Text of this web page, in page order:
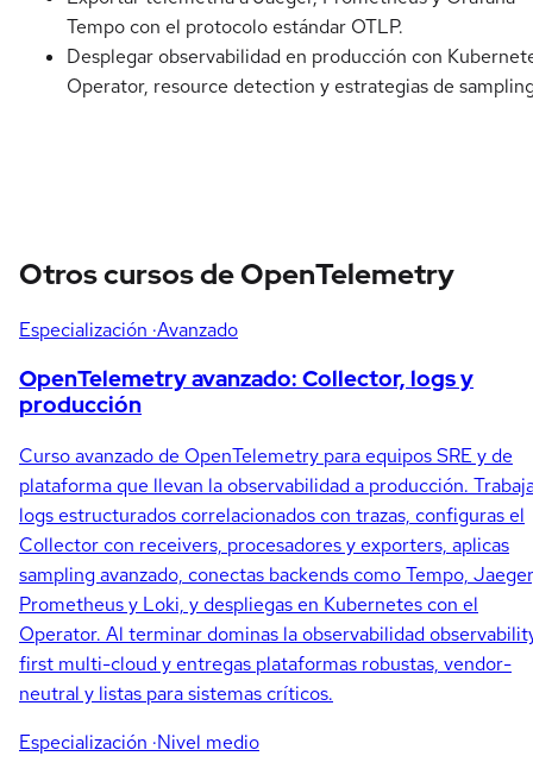
Tempo con el protocolo estándar OTLP.
Desplegar observabilidad en producción con
Operator, resource detection y estrategias de
Otros cursos de OpenTelemetry
Especialización ·Avanzado
OpenTelemetry avanzado: Collector, logs y
producción
Curso avanzado de OpenTelemetry para equipos SRE y de
plataforma que llevan la observabilidad a producción.
logs estructurados correlacionados con trazas, configuras el
Collector con receivers, procesadores y exporters, aplicas
sampling avanzado, conectas backends como Tempo,
Prometheus y Loki, y despliegas en Kubernetes con el
Operator. Al terminar dominas la observabilidad
first multi-cloud y entregas plataformas robustas, vendor-
neutral y listas para sistemas críticos.
Especialización ·Nivel medio